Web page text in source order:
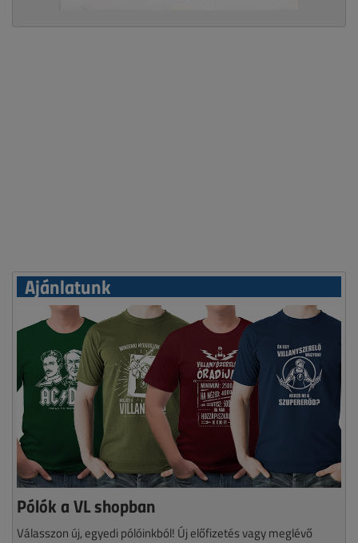
Ajánlatunk
Pólók a VL shopban
Válasszon új, egyedi pólóinkból! Új előfizetés vagy meglévő